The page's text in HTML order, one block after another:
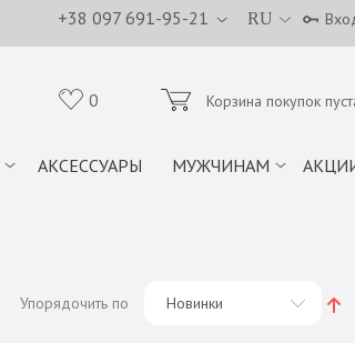
RU
+38 097 691-95-21
0 Корзина покупок
АКСЕССУАРЫ МУЖЧИНАМ
Упорядочить по Новинки